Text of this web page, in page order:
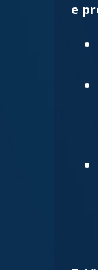
e